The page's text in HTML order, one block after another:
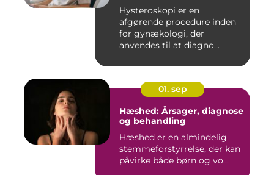
Hysteroskopi er en
afgørende procedure inden
for gynækologi, der
anvendes til at diagno...
01. sep
Hæshed: Årsager, diagnose
og behandling
Hæshed er en almindelig
stemmeforstyrrelse, der kan
påvirke både børn og vo...